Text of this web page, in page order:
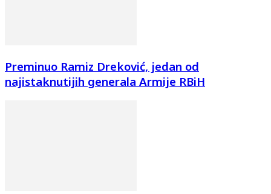
Preminuo Ramiz Dreković, jedan od
najistaknutijih generala Armije RBiH